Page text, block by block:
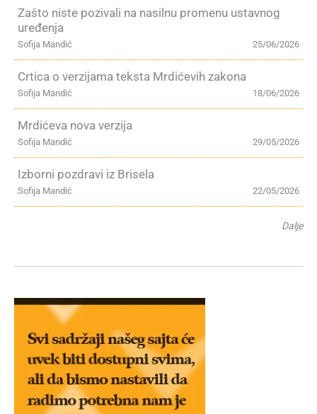
Zašto niste pozivali na nasilnu promenu ustavnog
uređenja
25/06/2026
Sofija Mandić
Crtica o verzijama teksta Mrdićevih zakona
18/06/2026
Sofija Mandić
Mrdićeva nova verzija
29/05/2026
Sofija Mandić
Izborni pozdravi iz Brisela
22/05/2026
Sofija Mandić
Dalje